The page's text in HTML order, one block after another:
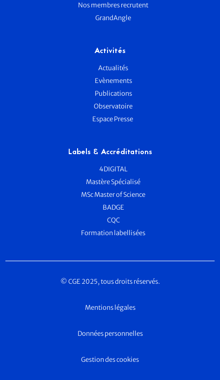
Nos membres recrutent
GrandAngle
Activités
Actualités
Evènements
Publications
Observatoire
Espace Presse
Labels & Accréditations
4DIGITAL
Mastère Spécialisé
MSc Master of Science
BADGE
CQC
Formation labellisées
© CGE 2025, tous droits réservés.
Mentions légales
Données personnelles
Gestion des cookies